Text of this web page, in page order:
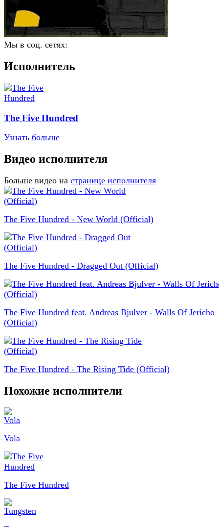
Мы в соц. сетях:
Исполнитель
The Five Hundred
Узнать больше
Видео исполнителя
Больше видео на странице исполнителя
The Five Hundred - New World (Official)
The Five Hundred - Dragged Out (Official)
The Five Hundred feat. Andreas Bjulver - Walls Of Jericho
(Official)
The Five Hundred - The Rising Tide (Official)
Похожие исполнители
Vola
The Five Hundred